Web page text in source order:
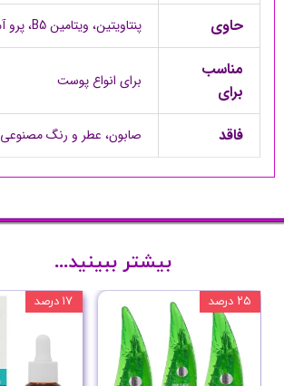
حاوی پنتاویتین، ویتامین B5، پرو آمینو اسید
مناسب
برای
برای انواع پوست
فاقد صابون، عطر و رنگ مصنوعی
۱۷ درصد ۲۵ درصد
بیشتر ببینید...